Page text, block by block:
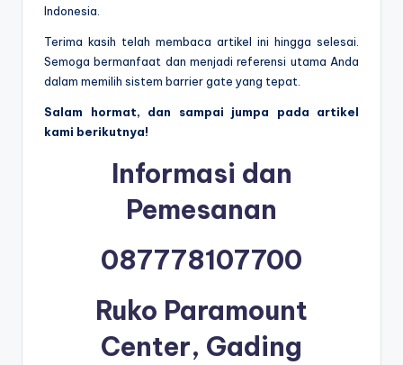
Indonesia.
Terima kasih telah membaca artikel ini hingga selesai.
Semoga bermanfaat dan menjadi referensi utama Anda
dalam memilih sistem barrier gate yang tepat.
Salam hormat, dan sampai jumpa pada artikel
kami berikutnya!
Informasi dan
Pemesanan
087778107700
Ruko Paramount
Center, Gading